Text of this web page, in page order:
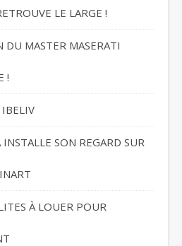
LE LARGE !
DU MASTER MASERATI
!
SON REGARD SUR
À LOUER POUR